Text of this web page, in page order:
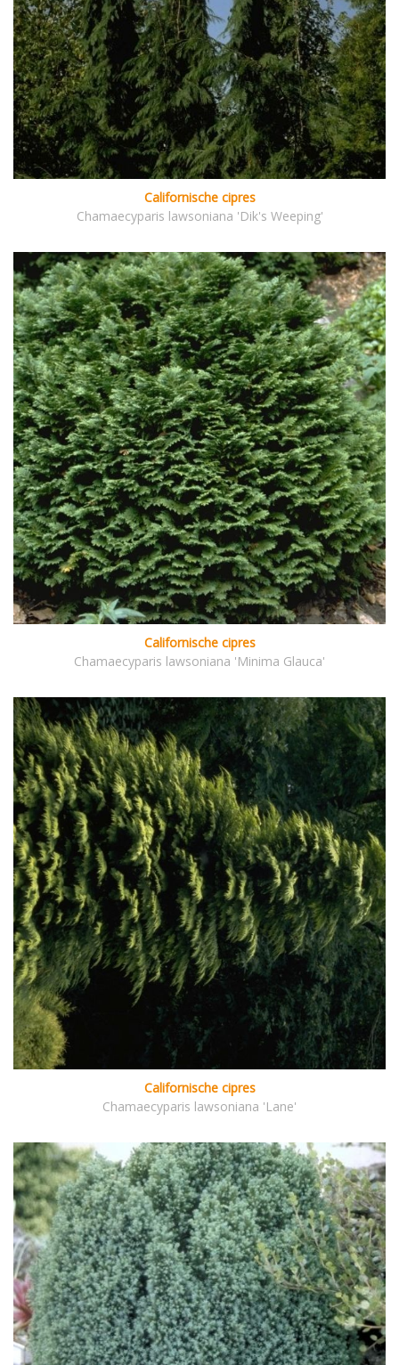
Californische cipres
Chamaecyparis lawsoniana 'Dik's Weeping'
Californische cipres
Chamaecyparis lawsoniana 'Minima Glauca'
Californische cipres
Chamaecyparis lawsoniana 'Lane'